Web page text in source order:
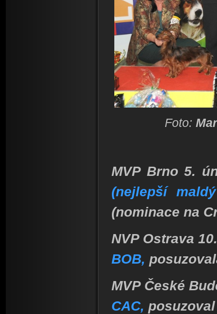
Foto:
MVP Brno 5.
(nejlepší
(nominace na
NVP Ostrava
BOB,
MVP České
CAC,